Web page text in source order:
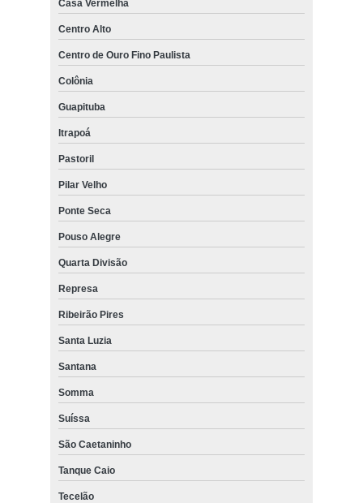
Casa Vermelha
Centro Alto
Centro de Ouro Fino Paulista
Colônia
Guapituba
Itrapoá
Pastoril
Pilar Velho
Ponte Seca
Pouso Alegre
Quarta Divisão
Represa
Ribeirão Pires
Santa Luzia
Santana
Somma
Suíssa
São Caetaninho
Tanque Caio
Tecelão